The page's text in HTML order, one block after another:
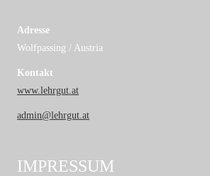
Adresse
Wolfpassing / Austria
Kontakt
www.lehrgut.at
admin@lehrgut.at
IMPRESSUM